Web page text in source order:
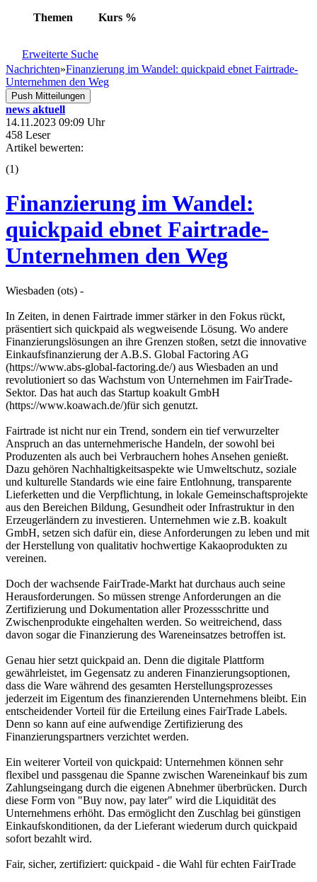
Themen Kurs %
Erweiterte Suche
Nachrichten»Finanzierung im Wandel: quickpaid ebnet Fairtrade-
Unternehmen den Weg
Push Mitteilungen
news aktuell
14.11.2023 09:09 Uhr
458 Leser
Artikel bewerten:
(1)
Finanzierung im Wandel:
quickpaid ebnet Fairtrade-
Unternehmen den Weg
Wiesbaden (ots) -
In Zeiten, in denen Fairtrade immer stärker in den Fokus rückt,
präsentiert sich quickpaid als wegweisende Lösung. Wo andere
Finanzierungslösungen an ihre Grenzen stoßen, setzt die innovative
Einkaufsfinanzierung der A.B.S. Global Factoring AG
(https://www.abs-global-factoring.de/) aus Wiesbaden an und
revolutioniert so das Wachstum von Unternehmen im FairTrade-
Sektor. Das hat auch das Startup koakult GmbH
(https://www.koawach.de/)für sich genutzt.
Fairtrade ist nicht nur ein Trend, sondern ein tief verwurzelter
Anspruch an das unternehmerische Handeln, der sowohl bei
Produzenten als auch bei Verbrauchern hohes Ansehen genießt.
Dazu gehören Nachhaltigkeitsaspekte wie Umweltschutz, soziale
und kulturelle Standards wie eine faire Entlohnung, transparente
Lieferketten und die Verpflichtung, in lokale Gemeinschaftsprojekte
aus den Bereichen Bildung, Gesundheit oder Infrastruktur in den
Erzeugerländern zu investieren. Unternehmen wie z.B. koakult
GmbH, setzen sich dafür ein, diese Anforderungen zu leben und mit
der Herstellung von qualitativ hochwertige Kakaoprodukten zu
vereinen.
Doch der wachsende FairTrade-Markt hat durchaus auch seine
Herausforderungen. So müssen strenge Anforderungen an die
Zertifizierung und Dokumentation aller Prozessschritte und
Zwischenprodukte eingehalten werden. So weitreichend, dass
davon sogar die Finanzierung des Wareneinsatzes betroffen ist.
Genau hier setzt quickpaid an. Denn die digitale Plattform
gewährleistet, im Gegensatz zu anderen Finanzierungsoptionen,
dass die Ware während des gesamten Herstellungsprozesses
jederzeit im Eigentum des finanzierenden Unternehmens bleibt. Ein
entscheidender Vorteil für die Erteilung eines FairTrade Labels.
Denn so kann auf eine aufwendige Zertifizierung des
Finanzierungspartners verzichtet werden.
Ein weiterer Vorteil von quickpaid: Unternehmen können sehr
flexibel und passgenau die Spanne zwischen Wareneinkauf bis zum
Zahlungseingang durch die eigenen Abnehmer überbrücken. Durch
diese Form von "Buy now, pay later" wird die Liquidität des
Unternehmens erhöht. Das ermöglicht den Zuschlag bei günstigen
Einkaufskonditionen, da der Lieferant wiederum durch quickpaid
sofort bezahlt wird.
Fair, sicher, zertifiziert: quickpaid - die Wahl für echten FairTrade